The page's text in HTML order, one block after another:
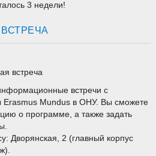
3 недели!
встреча
встречи с
Erasmus Mundus в ОНУ. Вы сможете
о программе, а также задать
Дворянская, 2 (главный корпус